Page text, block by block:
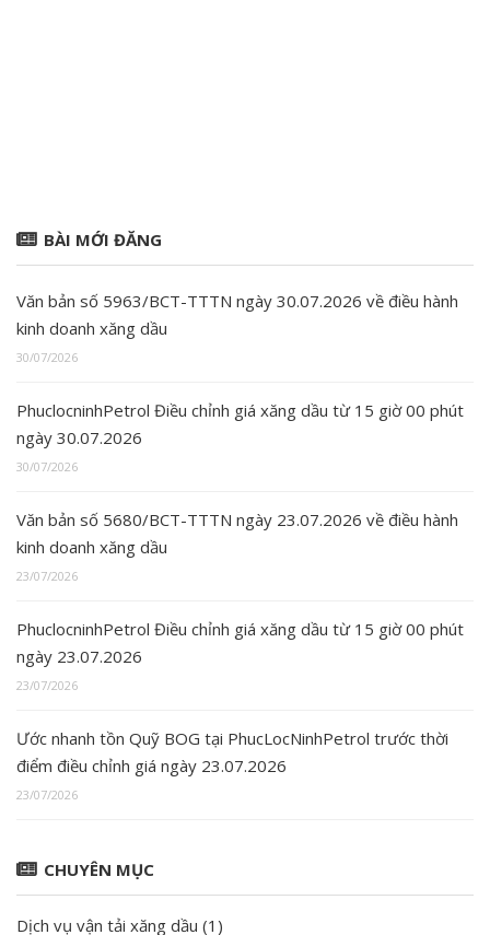
BÀI MỚI ĐĂNG
Văn bản số 5963/BCT-TTTN ngày 30.07.2026 về điều hành
kinh doanh xăng dầu
30/07/2026
PhuclocninhPetrol Điều chỉnh giá xăng dầu từ 15 giờ 00 phút
ngày 30.07.2026
30/07/2026
Văn bản số 5680/BCT-TTTN ngày 23.07.2026 về điều hành
kinh doanh xăng dầu
23/07/2026
PhuclocninhPetrol Điều chỉnh giá xăng dầu từ 15 giờ 00 phút
ngày 23.07.2026
23/07/2026
Ước nhanh tồn Quỹ BOG tại PhucLocNinhPetrol trước thời
điểm điều chỉnh giá ngày 23.07.2026
23/07/2026
CHUYÊN MỤC
Dịch vụ vận tải xăng dầu (1)